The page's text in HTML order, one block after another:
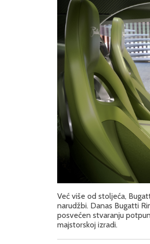
Već više od stoljeća,
narudžbi. Danas Bugatti
posvećen stvaranju
majstorskoj izradi.